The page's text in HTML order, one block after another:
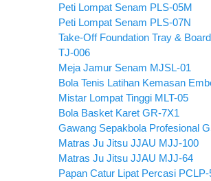
Peti Lompat Senam PLS-05M
Peti Lompat Senam PLS-07N
Take-Off Foundation Tray &
TJ-006
Meja Jamur Senam MJSL-01
Bola Tenis Latihan Kemasan
Mistar Lompat Tinggi MLT-05
Bola Basket Karet GR-7X1
Gawang Sepakbola Profesional
Matras Ju Jitsu JJAU MJJ-100
Matras Ju Jitsu JJAU MJJ-64
Papan Catur Lipat Percasi PCLP-